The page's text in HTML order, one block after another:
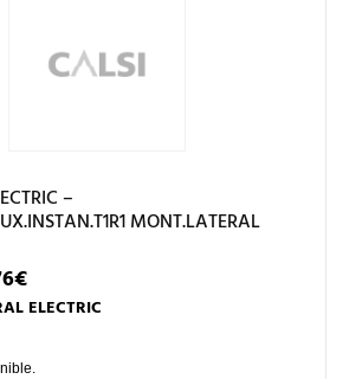
–
MONT.LATERAL
€EL
PRECIO
ACTUAL
ELECTRIC